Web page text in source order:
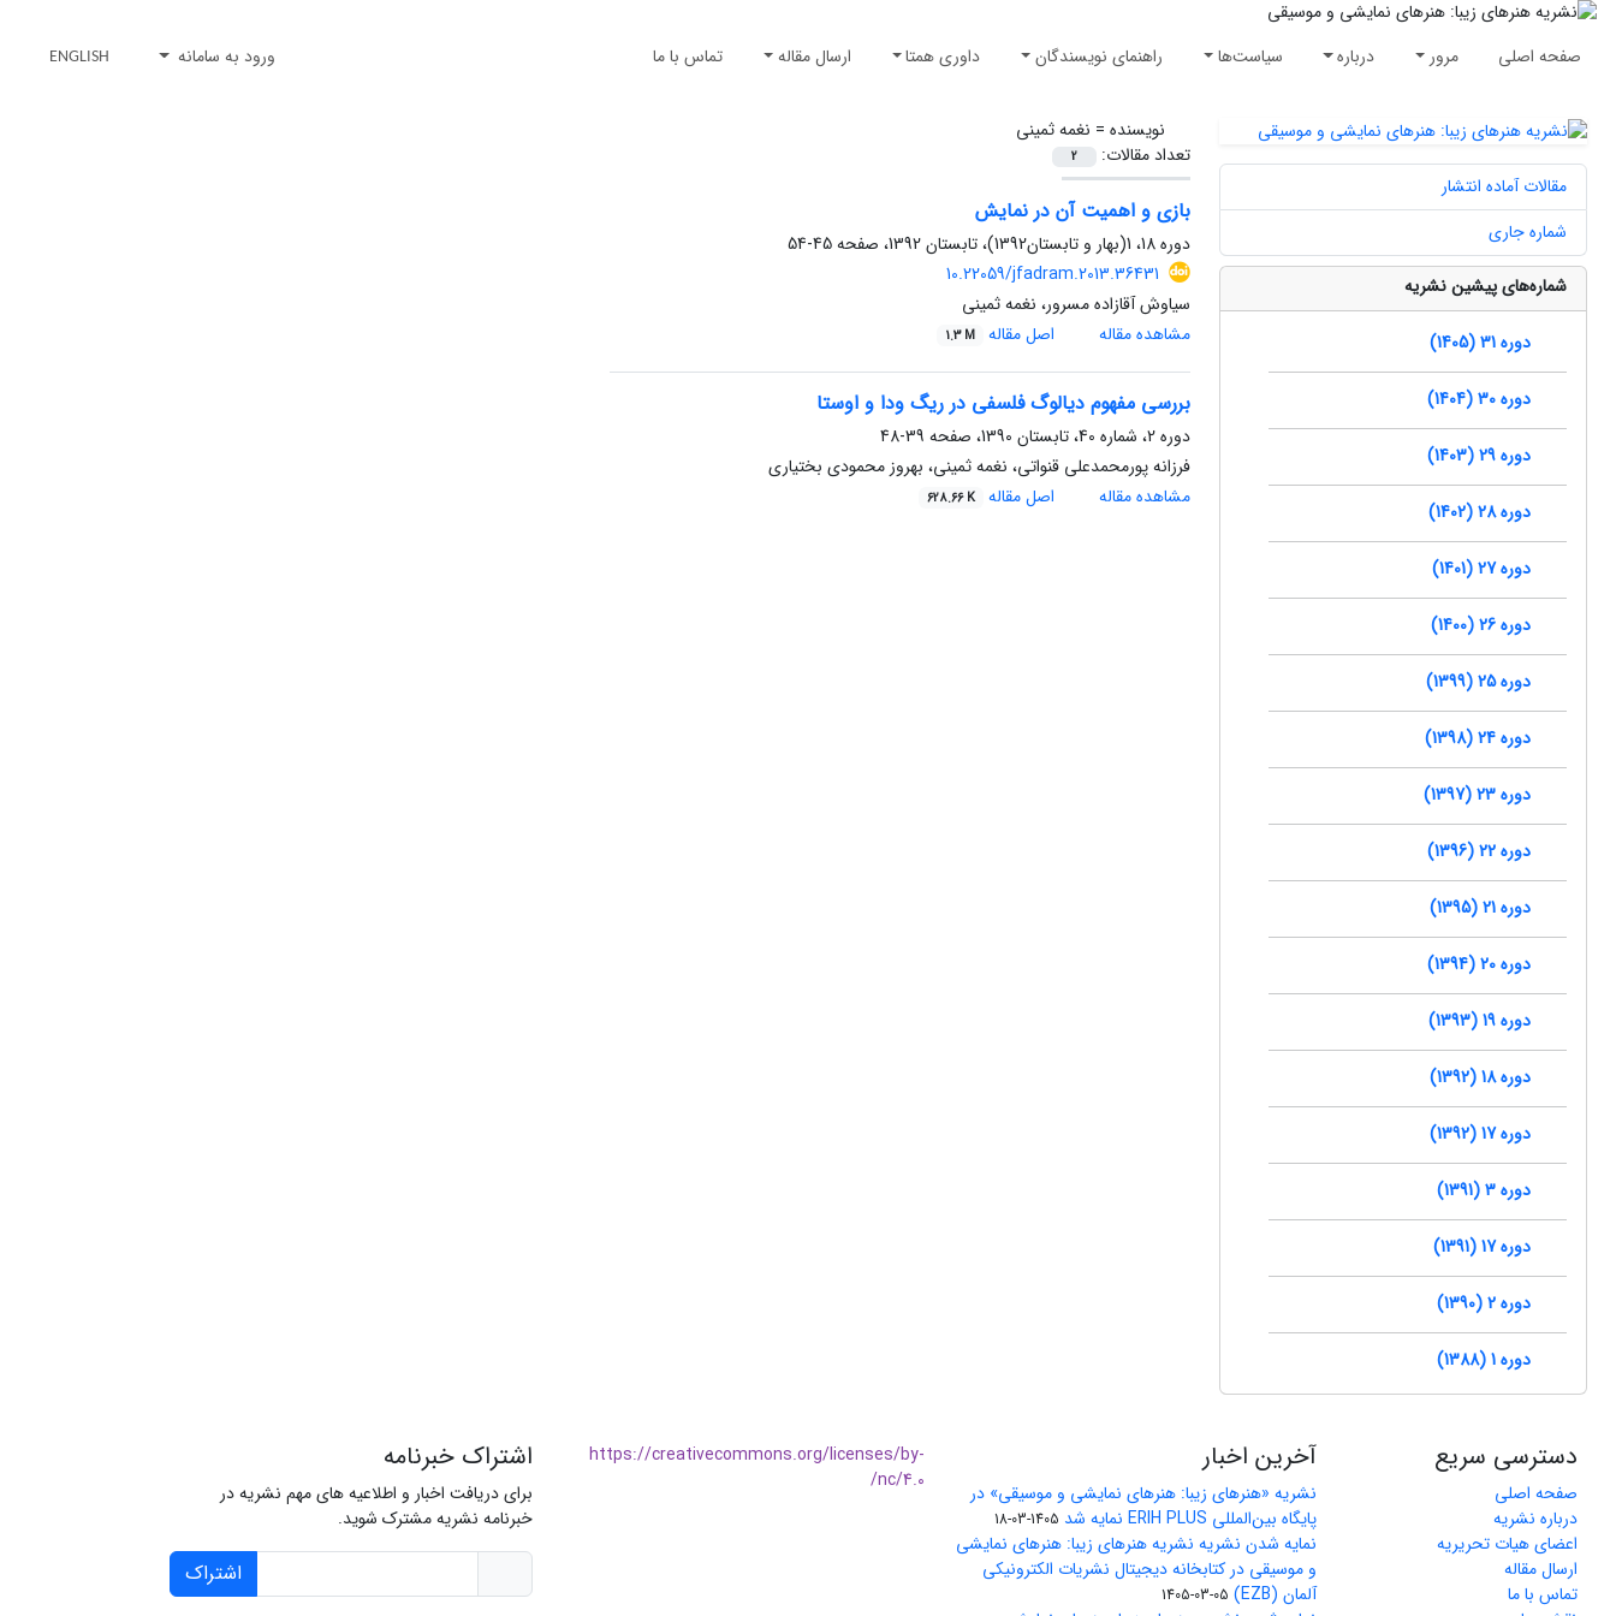
صفحه اصلی مرور درباره سیاست‌ها راهنمای نویسندگان داوری همتا ارسال مقاله تماس با ما ورود به سامانه ENGLISH
نویسنده = نغمه ثمینی
تعداد مقالات:
2
بازی و اهمیت آن در نمایش
دوره 18، 1(بهار و تابستان1392)، تابستان 1392، صفحه
45-54
10.22059/jfadram.2013.36431
سیاوش آقازاده مسرور، نغمه ثمینی
مشاهده مقاله
اصل مقاله 1.3 M
بررسی مفهوم دیالوگ فلسفی در ریگ ودا و اوستا
دوره 2، شماره 40، تابستان 1390، صفحه
39-48
فرزانه پورمحمدعلی قنواتی، نغمه ثمینی، بهروز محمودی بختیاری
مشاهده مقاله
اصل مقاله 628.66 K
مقالات آماده انتشار
شماره جاری
شماره‌های پیشین نشریه
دوره 31 (1405)
دوره 30 (1404)
دوره 29 (1403)
دوره 28 (1402)
دوره 27 (1401)
دوره 26 (1400)
دوره 25 (1399)
دوره 24 (1398)
دوره 23 (1397)
دوره 22 (1396)
دوره 21 (1395)
دوره 20 (1394)
دوره 19 (1393)
دوره 18 (1392)
دوره 17 (1392)
دوره 3 (1391)
دوره 17 (1391)
دوره 2 (1390)
دوره 1 (1388)
دسترسی سریع
صفحه اصلی
درباره نشریه
اعضای هیات تحریریه
ارسال مقاله
تماس با ما
آخرین اخبار
نشریه «هنرهای زیبا: هنرهای نمایشی و موسیقی» در
پایگاه بین‌المللی ERIH PLUS نمایه شد
1405-03-18
نمایه شدن نشریه نشریه هنرهای زیبا: هنرهای نمایشی
و موسیقی در کتابخانه دیجیتال نشریات الکترونیکی
آلمان (EZB)
1405-03-05
https://creativecommons.org/licenses/by-
nc/4.0/
اشتراک خبرنامه
برای دریافت اخبار و اطلاعیه های مهم نشریه در
خبرنامه نشریه مشترک شوید.
اشتراک